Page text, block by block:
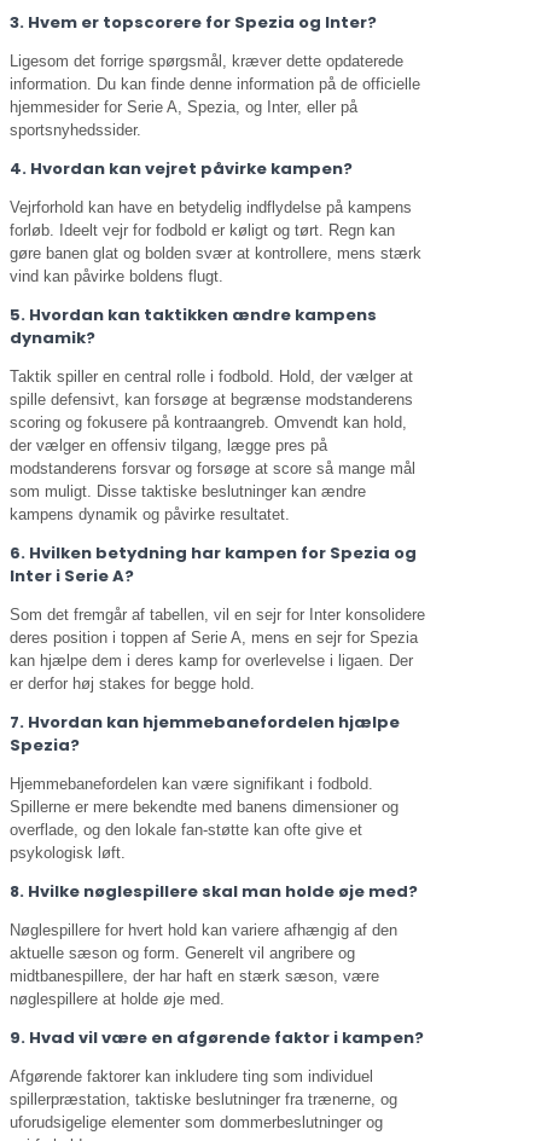
3. Hvem er topscorere for Spezia og Inter?
Ligesom det forrige spørgsmål, kræver dette opdaterede
information. Du kan finde denne information på de officielle
hjemmesider for Serie A, Spezia, og Inter, eller på
sportsnyhedssider.
4. Hvordan kan vejret påvirke kampen?
Vejrforhold kan have en betydelig indflydelse på kampens
forløb. Ideelt vejr for fodbold er køligt og tørt. Regn kan
gøre banen glat og bolden svær at kontrollere, mens stærk
vind kan påvirke boldens flugt.
5. Hvordan kan taktikken ændre kampens
dynamik?
Taktik spiller en central rolle i fodbold. Hold, der vælger at
spille defensivt, kan forsøge at begrænse modstanderens
scoring og fokusere på kontraangreb. Omvendt kan hold,
der vælger en offensiv tilgang, lægge pres på
modstanderens forsvar og forsøge at score så mange mål
som muligt. Disse taktiske beslutninger kan ændre
kampens dynamik og påvirke resultatet.
6. Hvilken betydning har kampen for Spezia og
Inter i Serie A?
Som det fremgår af tabellen, vil en sejr for Inter konsolidere
deres position i toppen af Serie A, mens en sejr for Spezia
kan hjælpe dem i deres kamp for overlevelse i ligaen. Der
er derfor høj stakes for begge hold.
7. Hvordan kan hjemmebanefordelen hjælpe
Spezia?
Hjemmebanefordelen kan være signifikant i fodbold.
Spillerne er mere bekendte med banens dimensioner og
overflade, og den lokale fan-støtte kan ofte give et
psykologisk løft.
8. Hvilke nøglespillere skal man holde øje med?
Nøglespillere for hvert hold kan variere afhængig af den
aktuelle sæson og form. Generelt vil angribere og
midtbanespillere, der har haft en stærk sæson, være
nøglespillere at holde øje med.
9. Hvad vil være en afgørende faktor i kampen?
Afgørende faktorer kan inkludere ting som individuel
spillerpræstation, taktiske beslutninger fra trænerne, og
uforudsigelige elementer som dommerbeslutninger og